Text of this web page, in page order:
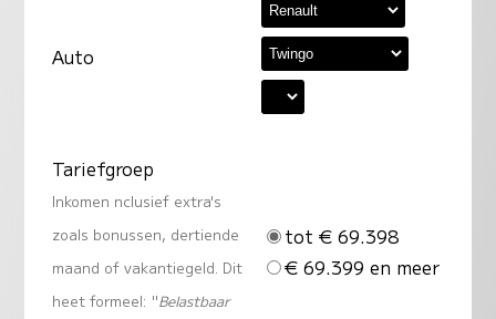
Auto
Tariefgroep
Inkomen nclusief extra's
zoals bonussen, dertiende
maand of vakantiegeld. Dit
heet formeel: "Belastbaar
tot € 69.398
€ 69.399 en meer